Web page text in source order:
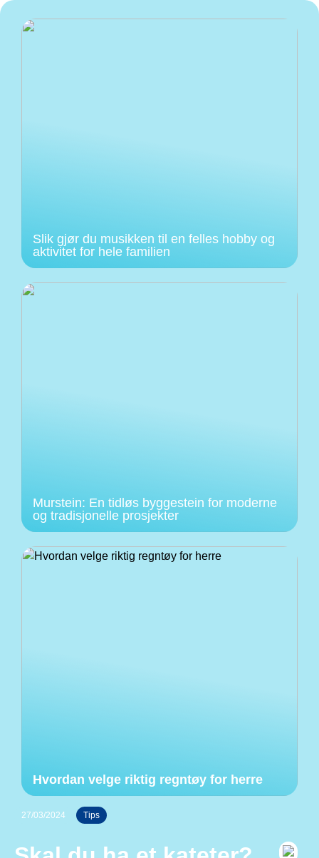
Slik gjør du musikken til en felles hobby og
aktivitet for hele familien
Murstein: En tidløs byggestein for moderne
og tradisjonelle prosjekter
Hvordan velge riktig regntøy for herre
27/03/2024 Tips